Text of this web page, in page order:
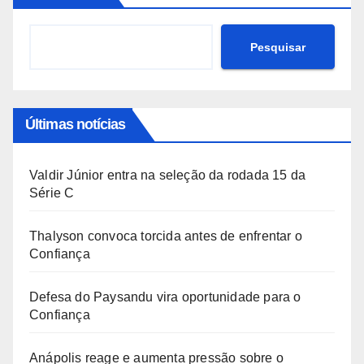
Pesquisar
Últimas notícias
Valdir Júnior entra na seleção da rodada 15 da
Série C
Thalyson convoca torcida antes de enfrentar o
Confiança
Defesa do Paysandu vira oportunidade para o
Confiança
Anápolis reage e aumenta pressão sobre o